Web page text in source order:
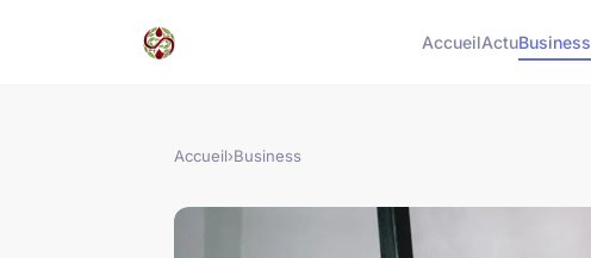
AccueilActuBusiness
Accueil›Business